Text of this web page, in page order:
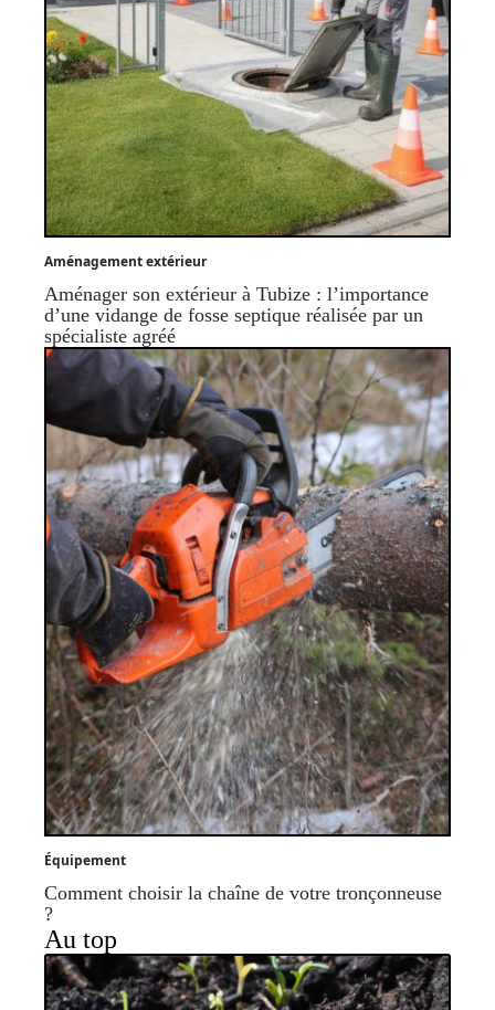
Aménagement extérieur
Aménager son extérieur à Tubize : l’importance
d’une vidange de fosse septique réalisée par un
spécialiste agréé
Équipement
Comment choisir la chaîne de votre tronçonneuse
?
Au top